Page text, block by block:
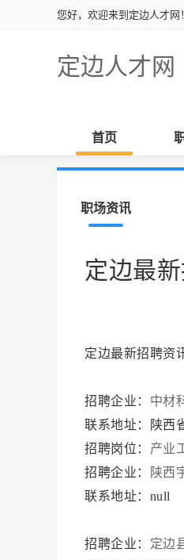
您好，欢迎来到定边人才网！
定边人才网
首页
职场资讯
定边最
定边最新招聘资
招聘企业： 中材
联系地址：陕西
招聘岗位： 产业
招聘企业：
陕西
联系地址：null
招聘企业： 定边